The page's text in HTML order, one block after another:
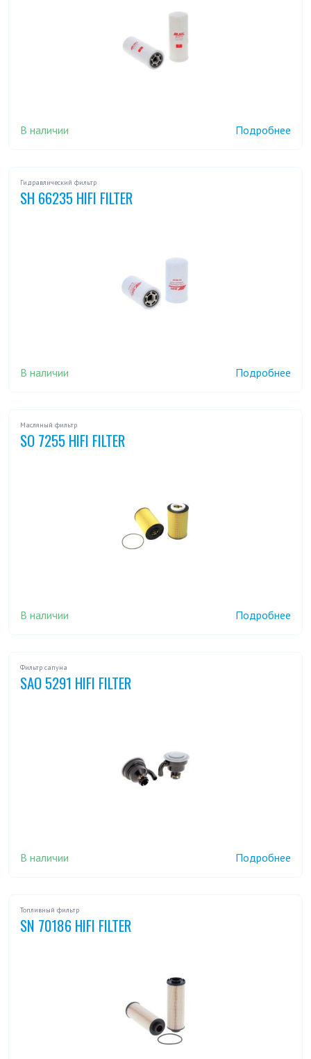
В наличии Подробнее
Гидравлический фильтр
SH 66235 HIFI FILTER
В наличии Подробнее
Масляный фильтр
SO 7255 HIFI FILTER
В наличии Подробнее
Фильтр сапуна
SAO 5291 HIFI FILTER
В наличии Подробнее
Топливный фильтр
SN 70186 HIFI FILTER